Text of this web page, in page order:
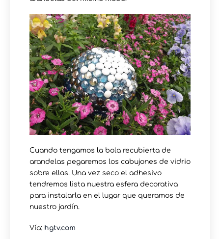
Cuando tengamos la bola recubierta de
arandelas pegaremos los cabujones de vidrio
sobre ellas. Una vez seco el adhesivo
tendremos lista nuestra esfera decorativa
para instalarla en el lugar que queramos de
nuestro jardín.
Vía: hgtv.com